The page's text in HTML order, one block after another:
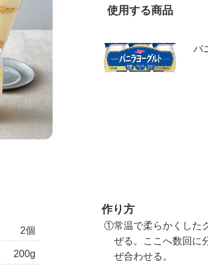
バ
使用する商品
2個
200g
作り方
①常温で柔らかくした
ぜる。ここへ数回に
ぜ合わせる。